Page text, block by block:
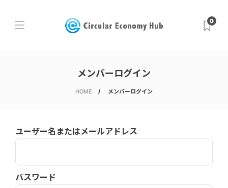
0
メンバーログイン
HOME メンバーログイン
ユーザー名またはメールアドレス
パスワード